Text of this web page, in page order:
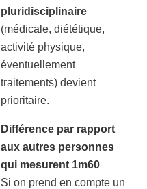
pluridisciplinaire
(médicale, diététique,
activité physique,
éventuellement
traitements) devient
prioritaire.
Différence par rapport
aux autres personnes
qui mesurent 1m60
Si on prend en compte un